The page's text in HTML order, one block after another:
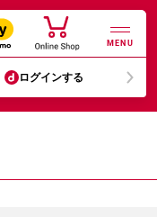
MENU
ログインする